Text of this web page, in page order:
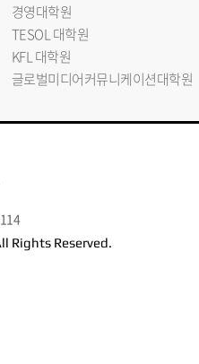
경영대학원
TESOL 대학원
KFL 대학원
글로벌미디어커뮤니케이션대학원
Rights Reserved.